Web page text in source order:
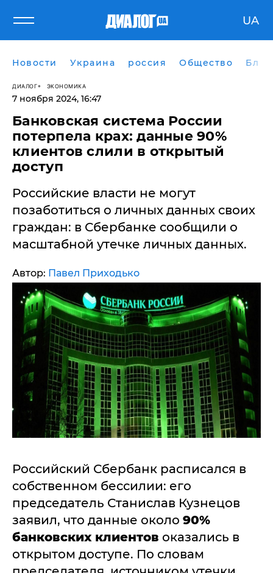
UA
Новости Украина россия Общество
ДИАЛОГ ЭКОНОМИКА
7 ноября 2024, 16:47
Банковская система России
потерпела крах: данные 90%
клиентов слили в открытый
доступ
Российские власти не могут
позаботиться о личных данных своих
граждан: в Сбербанке сообщили о
масштабной утечке личных данных.
Автор: Павел Приходько
Российский Сбербанк расписался в
собственном бессилии: его
председатель Станислав Кузнецов
заявил, что данные около 90%
банковских клиентов оказались в
открытом доступе. По словам